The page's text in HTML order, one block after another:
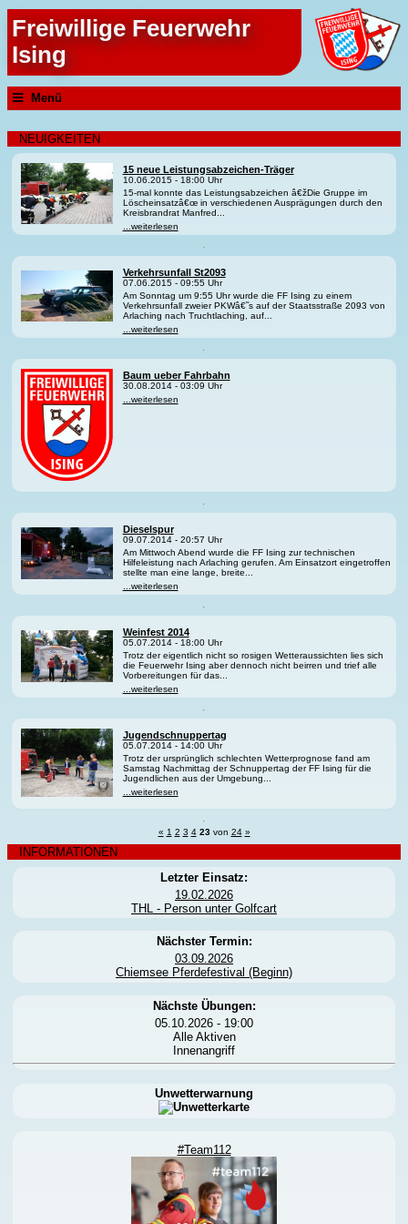
Freiwillige Feuerwehr
Ising
Menü
NEUIGKEITEN
15 neue Leistungsabzeichen-Träger
10.06.2015 - 18:00 Uhr
15-mal konnte das Leistungsabzeichen â€žDie Gruppe im
Löscheinsatzâ€œ in verschiedenen Ausprägungen durch den
Kreisbrandrat Manfred...
...weiterlesen
Verkehrsunfall St2093
07.06.2015 - 09:55 Uhr
Am Sonntag um 9:55 Uhr wurde die FF Ising zu einem
Verkehrsunfall zweier PKWâ€˜s auf der Staatsstraße 2093 von
Arlaching nach Truchtlaching, auf...
...weiterlesen
Baum ueber Fahrbahn
30.08.2014 - 03:09 Uhr
...weiterlesen
Dieselspur
09.07.2014 - 20:57 Uhr
Am Mittwoch Abend wurde die FF Ising zur technischen
Hilfeleistung nach Arlaching gerufen. Am Einsatzort eingetroffen
stellte man eine lange, breite...
...weiterlesen
Weinfest 2014
05.07.2014 - 18:00 Uhr
Trotz der eigentlich nicht so rosigen Wetteraussichten lies sich
die Feuerwehr Ising aber dennoch nicht beirren und trief alle
Vorbereitungen für das...
...weiterlesen
Jugendschnuppertag
05.07.2014 - 14:00 Uhr
Trotz der ursprünglich schlechten Wetterprognose fand am
Samstag Nachmittag der Schnuppertag der FF Ising für die
Jugendlichen aus der Umgebung...
...weiterlesen
« 1 2 3 4 23von 24 »
INFORMATIONEN
Letzter Einsatz:
19.02.2026
THL - Person unter Golfcart
Nächster Termin:
03.09.2026
Chiemsee Pferdefestival (Beginn)
Nächste Übungen:
05.10.2026 - 19:00
Alle Aktiven
Innenangriff
Unwetterwarnung
#Team112